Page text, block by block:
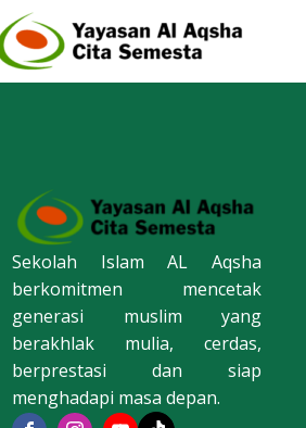
Sekolah Islam AL Aqsha
berkomitmen mencetak
generasi muslim yang
berakhlak mulia, cerdas,
berprestasi dan siap
menghadapi masa depan.